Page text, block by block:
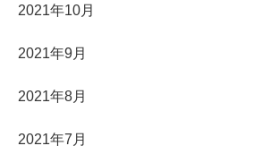
2021年10月
2021年9月
2021年8月
2021年7月